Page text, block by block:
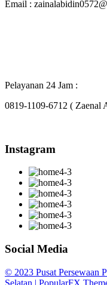
Email :
Pelayanan 24 Jam :
0819-1109-6712 ( Zaenal
Instagram
Social Media
© 2023 Pusat Persewaan
Selatan | PopularFX